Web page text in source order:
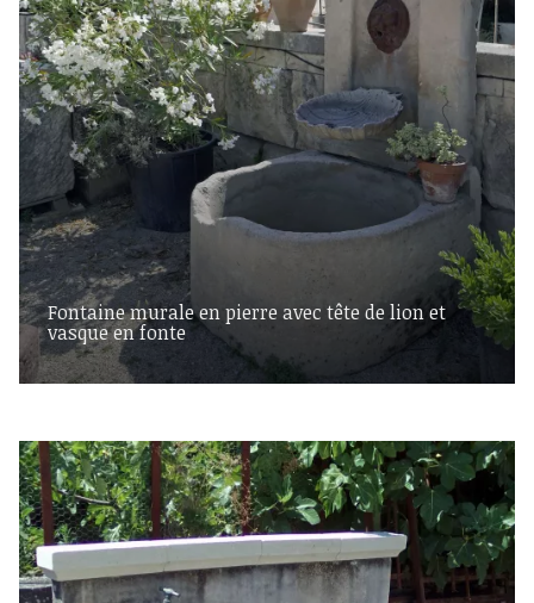
Fontaine murale en pierre avec tête de lion et
vasque en fonte